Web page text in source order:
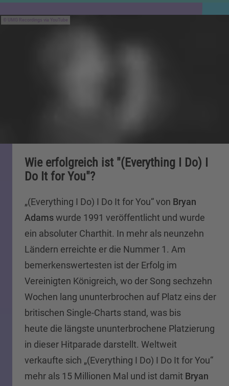
UMG Recordings via YouTube
Wie erfolgreich ist "(Everything I Do) I
Do It for You"?
„(Everything I Do) I Do It for You“ von Bryan
Adamswurde 1991 veröffentlicht und wurde
ein absoluter Charthit. In mehr als neunzehn
Ländern erreichte er die Nummer 1. Am
bemerkenswertesten ist der Erfolg im
Vereinigten Königreich, wo der Song sechzehn
Wochen lang ununterbrochen auf Platz eins der
britischen Single-Charts stand, was bis
heute die längste ununterbrochene Platzierung
in dieser Hitparade darstellt. Weltweit
verkaufte sich „(Everything I Do) I Do It for You“
mehr als 15 Millionen Mal und ist damit Bryan